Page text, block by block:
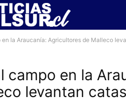
la Araucanía: Agricultores de Malleco
campo en la
levantan